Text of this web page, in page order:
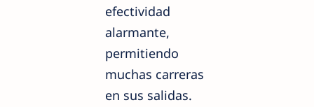
efectividad
alarmante,
permitiendo
muchas carreras
en sus salidas.